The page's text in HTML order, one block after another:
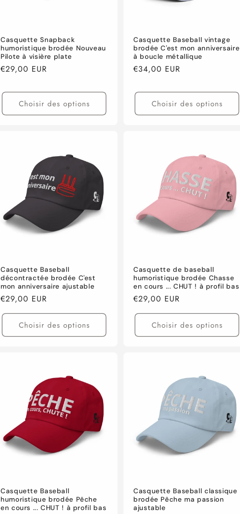
Casquette Snapback
humoristique brodée Nouveau
Pilote à visière plate
Prix
€29,00 EUR
Choisir des options
Casquette Baseball vintage
brodée C'est mon anniversaire
à boucle métallique
Prix
€34,00 EUR
Choisir des options
Casquette Baseball
décontractée brodée C'est
mon anniversaire ajustable
Prix
habituel
€29,00 EUR
Choisir des options
Casquette de baseball
humoristique brodée Chasse
en cours ... CHUT ! à profil bas
Prix
habituel
€29,00 EUR
Choisir des options
Casquette Baseball
humoristique brodée Pêche
en cours ... CHUT ! à profil bas
Casquette Baseball classique
brodée Pêche ma passion
ajustable